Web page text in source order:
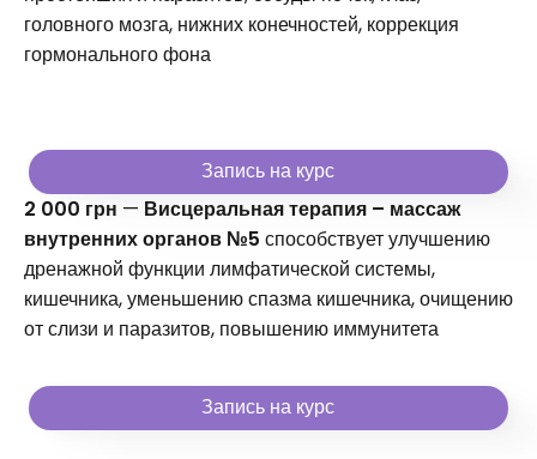
головного мозга, нижних конечностей, коррекция
гормонального фона
Запись на курс
2 000 грн — Висцеральная терапия – массаж
внутренних органов №5 способствует улучшению
дренажной функции лимфатической системы,
кишечника, уменьшению спазма кишечника, очищению
от слизи и паразитов, повышению иммунитета
Запись на курс